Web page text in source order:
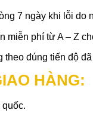
7 ngày khi lỗi
miễn phí từ A – Z
theo đúng tiến độ
HÀNG:
quốc.